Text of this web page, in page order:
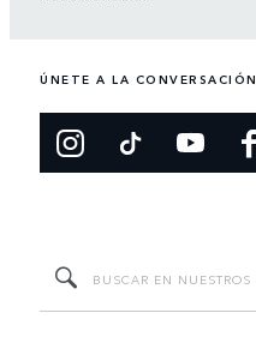
ÚNETE A LA CONVERSACIÓN